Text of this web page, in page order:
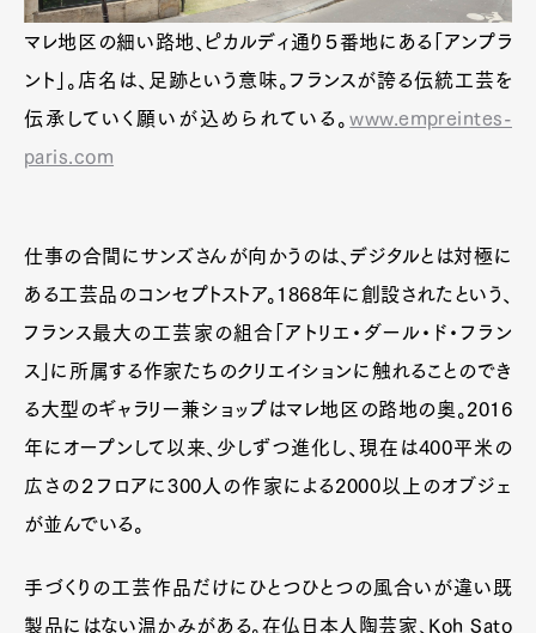
マレ地区の細い路地、ピカルディ通り５番地にある「アンプラ
ント」。店名は、足跡という意味。フランスが誇る伝統工芸を
伝承していく願いが込められている。www.empreintes-
paris.com
仕事の合間にサンズさんが向かうのは、デジタルとは対極に
ある工芸品のコンセプトストア。1868年に創設されたという、
フランス最大の工芸家の組合「アトリエ・ダール・ド・フラン
ス」に所属する作家たちのクリエイションに触れることのでき
る大型のギャラリー兼ショップはマレ地区の路地の奥。2016
年にオープンして以来、少しずつ進化し、現在は400平米の
広さの２フロアに300人の作家による2000以上のオブジェ
が並んでいる。
手づくりの工芸作品だけにひとつひとつの風合いが違い既
製品にはない温かみがある。在仏日本人陶芸家、Koh Sato